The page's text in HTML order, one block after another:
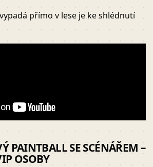
přímo v lese je ke shlédnutí
PAINTBALL SE SCÉNÁŘEM –
OSOBY